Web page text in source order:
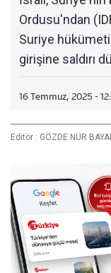
Ordusu'ndan
Suriye
girişine saldırı
16 Temmuz, 2025 -
Editör : GÖZDE NUR